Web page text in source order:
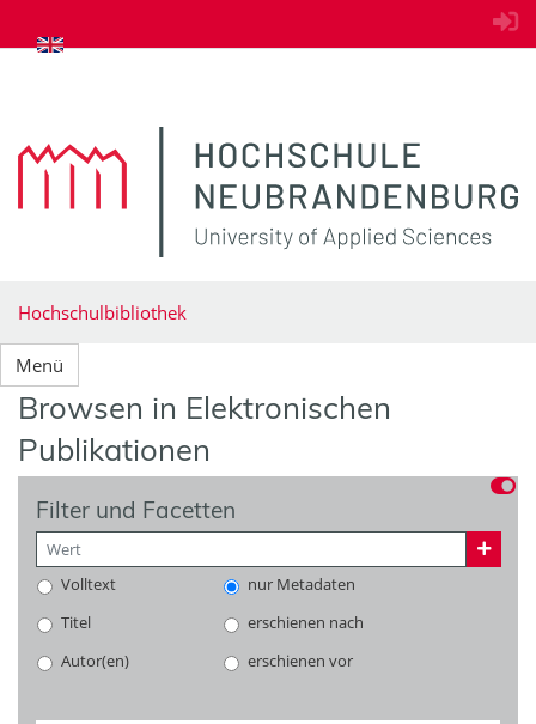
zum Inhalt springen
Hochschulbibliothek
Menü
Browsen in Elektronischen
Publikationen
Filter und Facetten
Volltext
nur Metadaten
Titel
erschienen nach
Autor(en)
erschienen vor